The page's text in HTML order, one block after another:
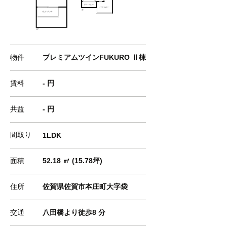
物件 プレミアムツインFUKURO Ⅱ棟
賃料 - 円
共益 - 円
間取り 1LDK
面積 52.18 ㎡ (15.78坪)
住所 佐賀県佐賀市本庄町大字袋
交通 八田橋より徒歩8 分